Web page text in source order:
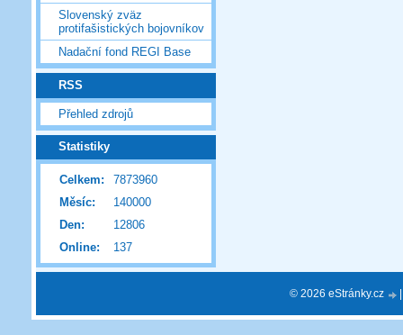
Slovenský zväz
protifašistických bojovníkov
Nadační fond REGI Base
RSS
Přehled zdrojů
Statistiky
Online: 137
Celkem:
7873960
Měsíc:
140000
Den:
12806
© 2026 eStránky.cz